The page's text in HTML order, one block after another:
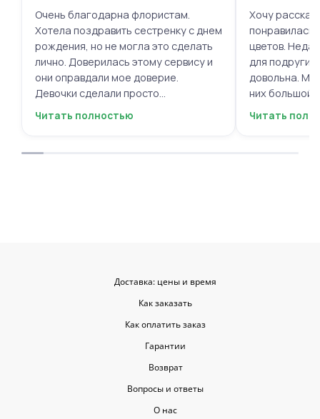
Очень благодарна флористам.
Хотела поздравить сестренку с днем
рождения, но не могла это сделать
лично. Доверилась этому сервису и
они оправдали мое доверие.
Девочки сделали просто
фантастическую цветочную
для согласования. Все заботливо
Читать полностью
Хочу
понравилась
цветов.
для подруги,
довольна.
них большой
композиций,
Читать
Доставка: цены и время
Как заказать
Как оплатить заказ
Гарантии
Возврат
Вопросы и ответы
О нас